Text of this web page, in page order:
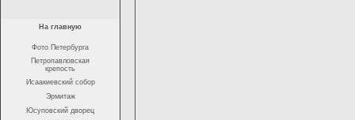
На главную
Фото Петербурга
Петропавловская
крепость
Исаакиевский собор
Эрмитаж
Юсуповский дворец